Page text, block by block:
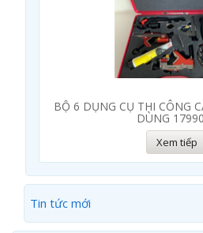
BỘ 6 DỤNG CỤ THI CÔNG
DÙNG
Xem tiếp
Tin tức mới